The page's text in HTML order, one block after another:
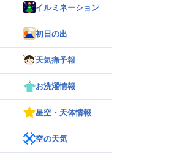
イルミネーション
初日の出
天気痛予報
お洗濯情報
星空・天体情報
空の天気